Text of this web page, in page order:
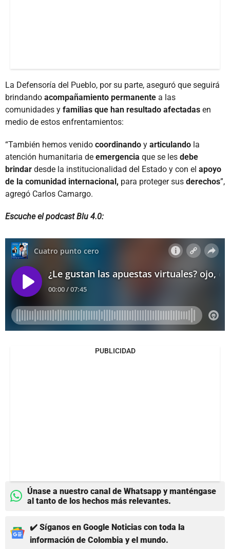
La Defensoría del Pueblo, por su parte, aseguró que seguirá
brindando acompañamiento permanente a las
comunidades y familias que han resultado afectadas en
medio de estos enfrentamientos:
“También hemos venido coordinando y articulando la
atención humanitaria de emergencia que se les debe
brindar desde la institucionalidad del Estado y con el apoyo
de la comunidad internacional, para proteger sus derechos”,
agregó Carlos Camargo.
Escuche el podcast Blu 4.0:
PUBLICIDAD
Únase a nuestro canal de Whatsapp y manténgase
al tanto de los hechos más relevantes.
✔️ Síganos en Google Noticias con toda la
información de Colombia y el mundo.